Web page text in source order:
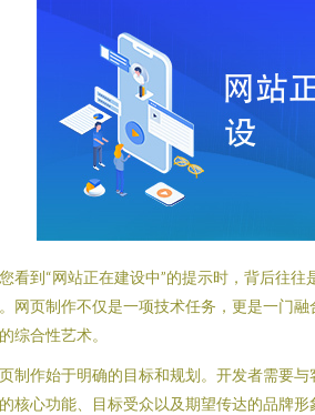
看到“网站正在建设中”的提示时，背后往
网页制作不仅是一项技术任务，更是一门
综合性艺术。
制作始于明确的目标和规划。开发者需要
核心功能、目标受众以及期望传达的品牌